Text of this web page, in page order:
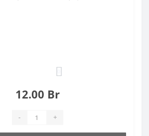
12.00 Br
- +